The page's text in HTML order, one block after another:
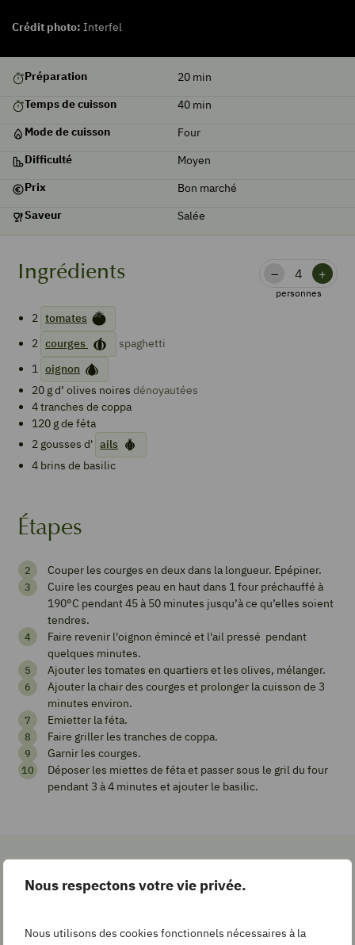
Nous respectons votre vie privée.
Nous utilisons des cookies fonctionnels nécessaires à la
Crédit photo: Interfel
Préparation 20 min
Temps de cuisson
40 min
Mode de cuisson
Four
Difficulté
Moyen
Prix
Bon marché
Saveur
Salée
Étapes
Couper les courges en deux dans la longueur. Epépiner.
Cuire les courges peau en haut dans 1 four préchauffé à
190°C pendant 45 à 50 minutes jusqu’à ce qu’elles soient
tendres.
Faire revenir l'oignon émincé et l'ail pressé pendant
quelques minutes.
Ajouter les tomates en quartiers et les olives, mélanger.
Ajouter la chair des courges et prolonger la cuisson de 3
minutes environ.
Emietter la féta.
Faire griller les tranches de coppa.
Garnir les courges.
Déposer les miettes de féta et passer sous le gril du four
pendant 3 à 4 minutes et ajouter le basilic.
Ingrédients – +
personnes
2 tomates
2 courges
spaghetti
1 oignon
20 g d’ olives noires dénoyautées
4tranches de coppa
120 g de féta
2 gousses d' ails
4 brins de basilic
spaghettis
tomates
oignons
olives
et
coppa
grillé,
basilic
Recipe
Les gestes simples pour la